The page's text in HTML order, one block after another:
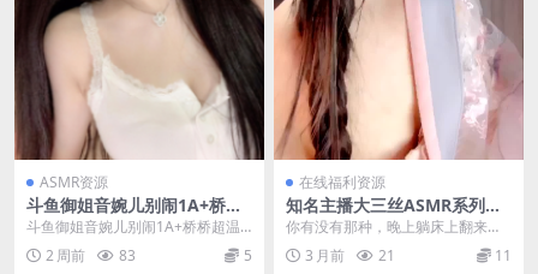
ASMR资源
斗鱼御姐音婉儿别闹1A+桥桥
超温柔1A+烛灵儿3A最新作品
斗鱼御姐音婉儿别闹1A+桥桥超温
柔1A+烛灵儿3A最新作品5A[百度网
盘下载] ...
2 周前 83 5
在线福利资源
知名主播大三丝ASMR系列助
眠合集 22
你有没有那种，晚上躺床上翻来覆
去，就是睡不着的时候？脑子里像
开了几十个网页，关都...
3 月前 21 11